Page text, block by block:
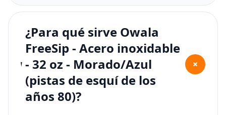
¿Para qué sirve Owala
FreeSip - Acero inoxidable
- 32 oz - Morado/Azul
(pistas de esquí de los
años 80)?
+